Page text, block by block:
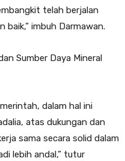
telah berjalan
imbuh Darmawan.
Sumber Daya Mineral
dalam hal ini
atas dukungan dan
sama secara solid dalam
lebih andal,” tutur